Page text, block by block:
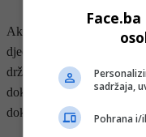
Ako kupac uključuje i
djecu), za svakog člana se
državljanstvo,
dokaz o porodičnoj
dokumenata.
sadržaja,
Pohrana i/